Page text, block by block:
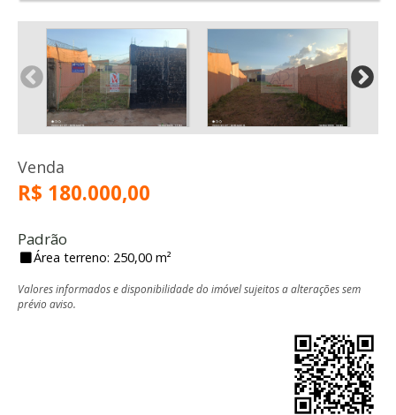
Venda
R$ 180.000,00
Padrão
Área terreno: 250,00 m²
Valores informados e disponibilidade do imóvel sujeitos a alterações sem
prévio aviso.